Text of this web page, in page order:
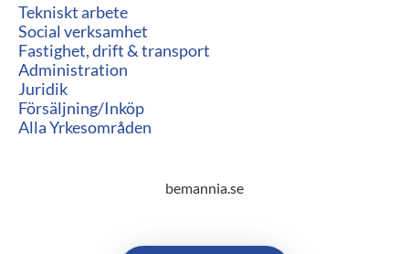
Tekniskt arbete
Social verksamhet
Fastighet, drift & transport
Administration
Juridik
Försäljning/Inköp
Alla Yrkesområden
bemannia.se